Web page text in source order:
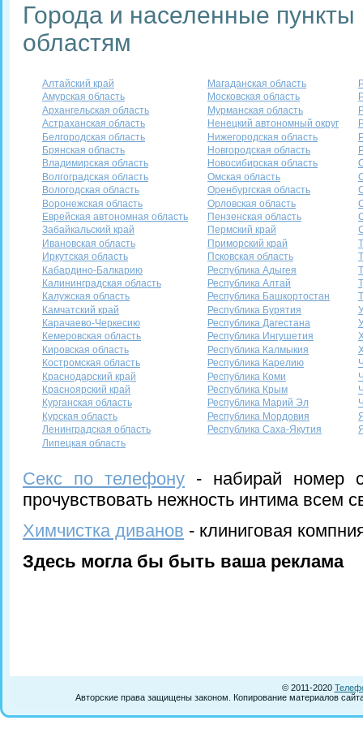
Города и населенные пункты
областям
Алтайский край
Амурская область
Архангельская область
Астраханская область
Белгородская область
Брянская область
Владимирская область
Волгоградская область
Вологодская область
Воронежская область
Еврейская автономная область
Забайкальский край
Ивановская область
Иркутская область
Кабардино-Балкарию
Калининградская область
Калужская область
Камчатский край
Карачаево-Черкесию
Кемеровская область
Кировская область
Костромская область
Краснодарский край
Красноярский край
Курганская область
Курская область
Ленинградская область
Липецкая область
Магаданская область
Московская область
Мурманская область
Ненецкий автономный округ
Нижегородская область
Новгородская область
Новосибирская область
Омская область
Оренбургская область
Орловская область
Пензенская область
Пермский край
Приморский край
Псковская область
Республика Адыгея
Республика Алтай
Республика Башкортостан
Республика Бурятия
Республика Дагестана
Республика Ингушетия
Республика Калмыкия
Республика Карелию
Республика Коми
Республика Крым
Республика Марий Эл
Республика Мордовия
Республика Саха-Якутия
Секс по телефону - набирай номер
прочувствовать нежность интима всем
Химчистка диванов - клиниговая
Здесь могла бы быть ваша реклама
© 2011-2020
Авторские права защищены законом. Копирование материалов